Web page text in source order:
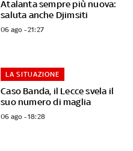
Atalanta sempre più nuova:
saluta anche Djimsiti
06 ago - 21:27
Caso Banda, il Lecce svela il
suo numero di maglia
LA SITUAZIONE
06 ago - 18:28